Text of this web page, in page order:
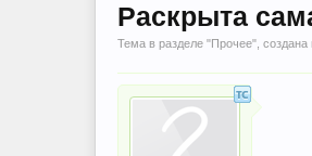
Раскрыта
Тема в разделе "Прочее", создана